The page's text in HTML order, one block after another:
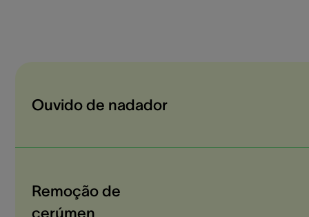
Ouvido de nadador
Remoção de
cerúmen